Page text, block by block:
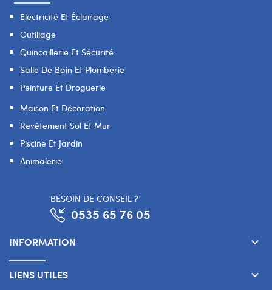
Electricité Et Éclairage
Outillage
Quincaillerie Et Sécurité
Salle De Bain Et Plomberie
Peinture Et Droguerie
Maison Et Décoration
Revêtement Sol Et Mur
Piscine Et Jardin
Animalerie
BESOIN DE CONSEIL ?
0535 65 76 05
INFORMATION keyboard_arrow_down
LIENS UTILES keyboard_arrow_down